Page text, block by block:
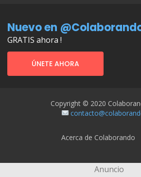
Nuevo en
GRATIS ahora !
ÚNETE AHORA
Copyright © 2020
Acerca de Colaborando
Anuncio